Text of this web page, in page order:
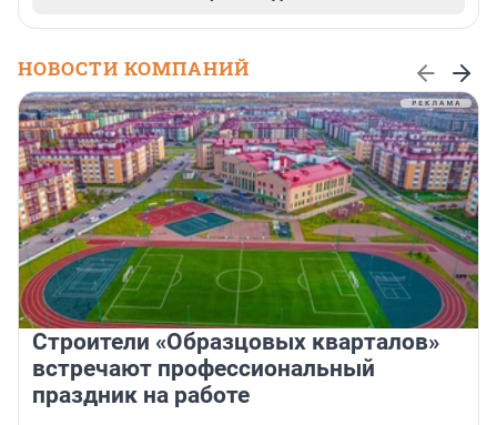
НОВОСТИ КОМПАНИЙ
Строители «Образцовых кварталов»
встречают профессиональный
праздник на работе